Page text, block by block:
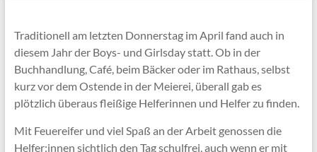
Traditionell am letzten Donnerstag im April fand auch in
diesem Jahr der Boys- und Girlsday statt. Ob in der
Buchhandlung, Café, beim Bäcker oder im Rathaus, selbst
kurz vor dem Ostende in der Meierei, überall gab es
plötzlich überaus fleißige Helferinnen und Helfer zu finden.
Mit Feuereifer und viel Spaß an der Arbeit genossen die
Helfer:innen sichtlich den Tag schulfrei, auch wenn er mit